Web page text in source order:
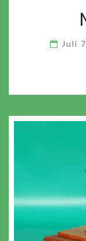
Juli